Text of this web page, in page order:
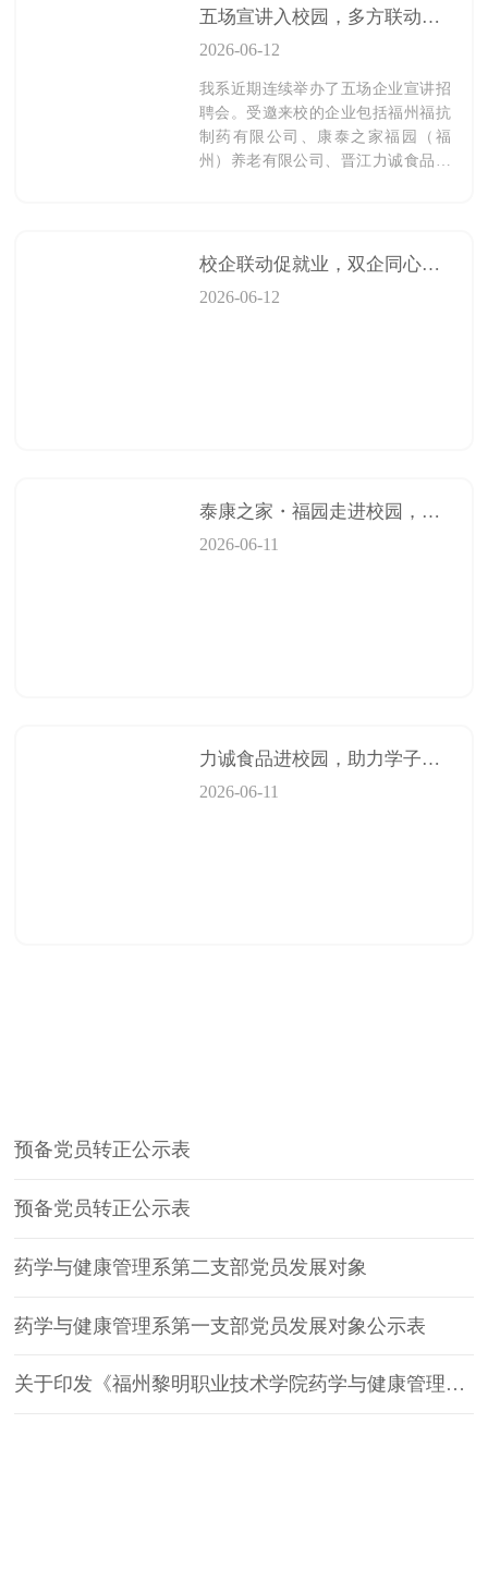
五场宣讲入校园，多方联动助实习 ——药学与健康管理系开展实习招聘会
2026-06-12
我系近期连续举办了五场企业宣讲招
聘会。受邀来校的企业包括福州福抗
制药有限公司、康泰之家福园（福
州）养老有限公司、晋江力诚食品有
理等多个领域，为学生们提供了多元
校企联动促就业，双企同心助实习——恩典之路与易缇秀联袂开启健康管理专业实习新篇章
2026-06-12
泰康之家・福园走进校园，为食品检验检测技术专业学生搭建就业桥梁
2026-06-11
力诚食品进校园，助力学子就业
2026-06-11
预备党员转正公示表
预备党员转正公示表
药学与健康管理系第二支部党员发展对象
药学与健康管理系第一支部党员发展对象公示表
关于印发《福州黎明职业技术学院药学与健康管理系新一届学生干部任职名单（试用）》